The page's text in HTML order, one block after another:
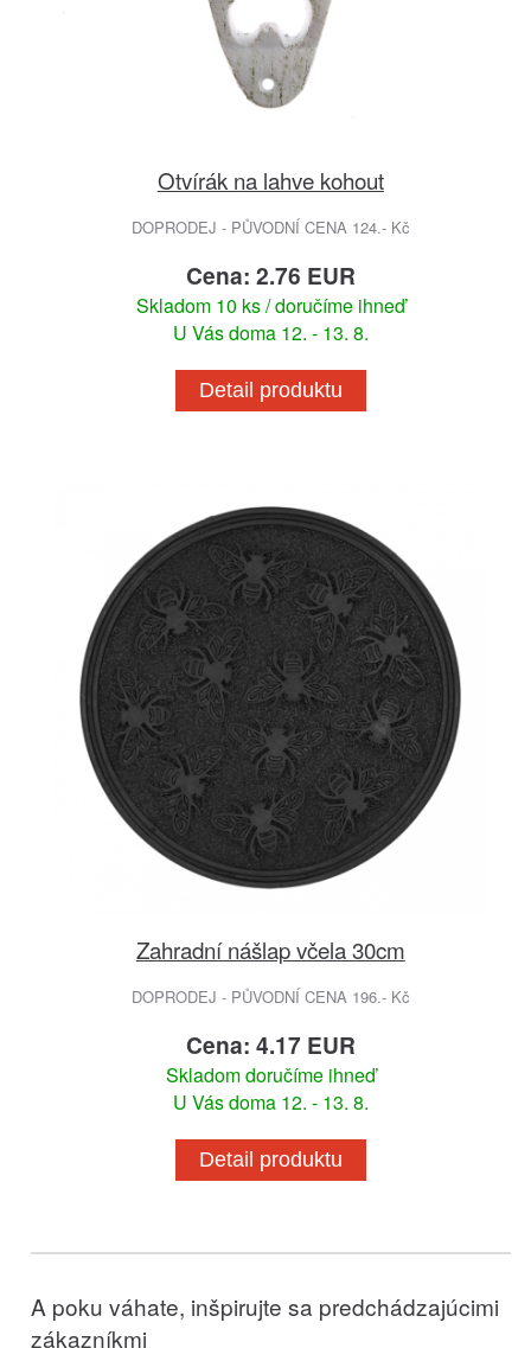
Otvírák na lahve kohout
DOPRODEJ - PŮVODNÍ CENA 124.- Kč
Cena: 2.76 EUR
Skladom 10 ks / doručíme ihneď
U Vás doma 12. - 13. 8.
Detail produktu
Zahradní nášlap včela 30cm
DOPRODEJ - PŮVODNÍ CENA 196.- Kč
Cena: 4.17 EUR
Skladom doručíme ihneď
U Vás doma 12. - 13. 8.
Detail produktu
A poku váhate, inšpirujte sa predchádzajúcimi
zákazníkmi